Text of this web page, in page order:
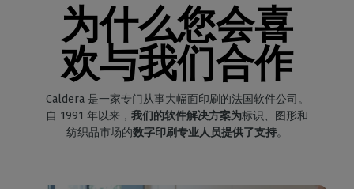
为什么您会喜
欢与我们合作
Caldera 是一家专门从事大幅面印刷的法国软件公司。
自 1991 年以来， 我们的软件解决方案为标识、图形和
纺织品市场的数字印刷专业人员提供了支持。